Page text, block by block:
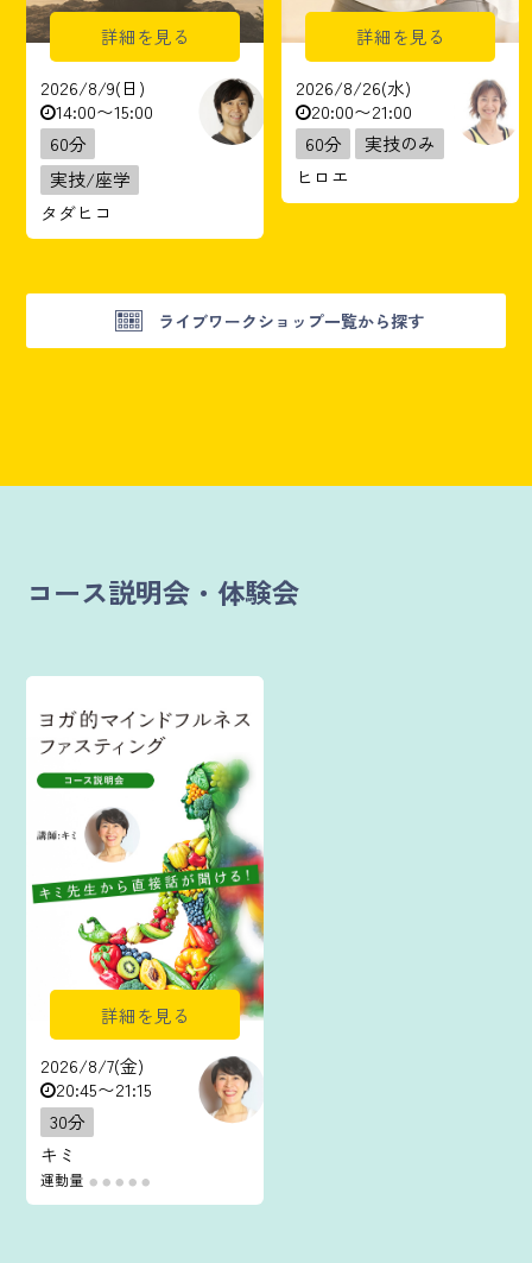
詳細を見る
2026/8/9(日)
14:00〜15:00
60分
実技/座学
タダヒコ
詳細を見る
2026/8/26(水)
20:00〜21:00
60分
実技のみ
ヒロエ
ライブワークショップ一覧から探す
コース説明会・体験会
詳細を見る
2026/8/7(金)
20:45〜21:15
30分
キミ
運動量 ● ● ● ● ●